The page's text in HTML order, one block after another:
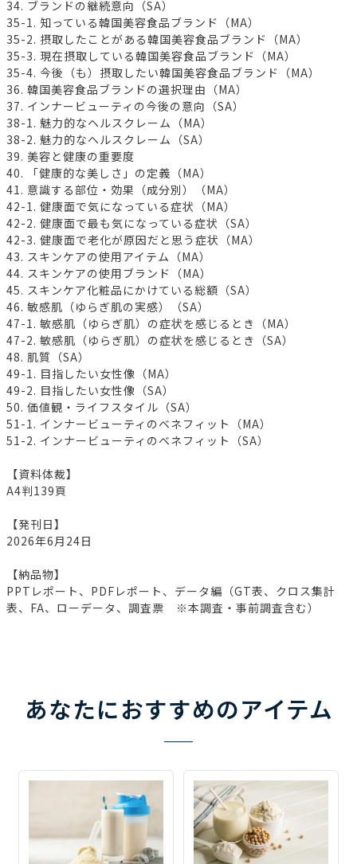
34. ブランドの継続意向（SA）
35-1. 知っている韓国美容食品ブランド（MA）
35-2. 摂取したことがある韓国美容食品ブランド（MA）
35-3. 現在摂取している韓国美容食品ブランド（MA）
35-4. 今後（も）摂取したい韓国美容食品ブランド（MA）
36. 韓国美容食品ブランドの選択理由（MA）
37. インナービューティの今後の意向（SA）
38-1. 魅力的なヘルスクレーム（MA）
38-2. 魅力的なヘルスクレーム（SA）
39. 美容と健康の重要度
40. 「健康的な美しさ」の定義（MA）
41. 意識する部位・効果（成分別）（MA）
42-1. 健康面で気になっている症状（MA）
42-2. 健康面で最も気になっている症状（SA）
42-3. 健康面で老化が原因だと思う症状（MA）
43. スキンケアの使用アイテム（MA）
44. スキンケアの使用ブランド（MA）
45. スキンケア化粧品にかけている総額（SA）
46. 敏感肌（ゆらぎ肌の実感）（SA）
47-1. 敏感肌（ゆらぎ肌）の症状を感じるとき（MA）
47-2. 敏感肌（ゆらぎ肌）の症状を感じるとき（SA）
48. 肌質（SA）
49-1. 目指したい女性像（MA）
49-2. 目指したい女性像（SA）
50. 価値観・ライフスタイル（SA）
51-1. インナービューティのベネフィット（MA）
51-2. インナービューティのベネフィット（SA）
【資料体裁】
A4判139頁
【発刊日】
2026年6月24日
【納品物】
PPTレポート、PDFレポート、データ編（GT表、クロス集計
表、FA、ローデータ、調査票 ※本調査・事前調査含む）
あなたにおすすめのアイテム